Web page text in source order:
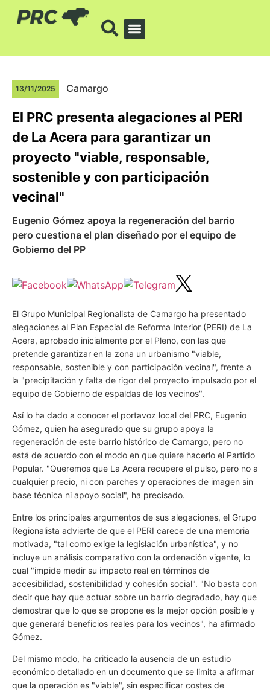
13/11/2025 Camargo
El PRC presenta alegaciones al PERI
de La Acera para garantizar un
proyecto "viable, responsable,
sostenible y con participación
vecinal"
Eugenio Gómez apoya la regeneración del barrio
pero cuestiona el plan diseñado por el equipo de
Gobierno del PP
El Grupo Municipal Regionalista de Camargo ha presentado
alegaciones al Plan Especial de Reforma Interior (PERI) de La
Acera, aprobado inicialmente por el Pleno, con las que
pretende garantizar en la zona un urbanismo "viable,
responsable, sostenible y con participación vecinal", frente a
la "precipitación y falta de rigor del proyecto impulsado por el
equipo de Gobierno de espaldas de los vecinos".
Así lo ha dado a conocer el portavoz local del PRC, Eugenio
Gómez, quien ha asegurado que su grupo apoya la
regeneración de este barrio histórico de Camargo, pero no
está de acuerdo con el modo en que quiere hacerlo el Partido
Popular. "Queremos que La Acera recupere el pulso, pero no a
cualquier precio, ni con parches y operaciones de imagen sin
base técnica ni apoyo social", ha precisado.
Entre los principales argumentos de sus alegaciones, el Grupo
Regionalista advierte de que el PERI carece de una memoria
motivada, "tal como exige la legislación urbanística", y no
incluye un análisis comparativo con la ordenación vigente, lo
cual "impide medir su impacto real en términos de
accesibilidad, sostenibilidad y cohesión social". "No basta con
decir que hay que actuar sobre un barrio degradado, hay que
demostrar que lo que se propone es la mejor opción posible y
que generará beneficios reales para los vecinos", ha afirmado
Gómez.
Del mismo modo, ha criticado la ausencia de un estudio
económico detallado en un documento que se limita a afirmar
que la operación es "viable", sin especificar costes de